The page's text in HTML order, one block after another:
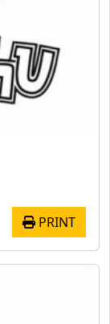
PRINT